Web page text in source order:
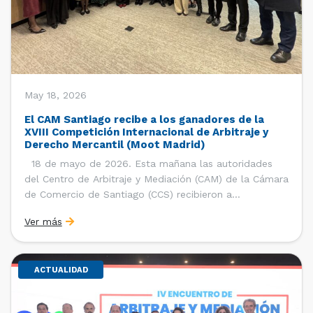
May 18, 2026
El CAM Santiago recibe a los ganadores de la
XVIII Competición Internacional de Arbitraje y
Derecho Mercantil (Moot Madrid)
18 de mayo de 2026. Esta mañana las autoridades
del Centro de Arbitraje y Mediación (CAM) de la Cámara
de Comercio de Santiago (CCS) recibieron a
Facultad de Derecho de la Universidad de Chile que se
consagró como ganador de la […]
Ver más
ACTUALIDAD